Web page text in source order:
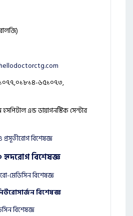
৬৫১০৭৩,
হসপিটাল এন্ড ডায়াগনস্টিক সেন্টার
ও প্রসূতীরোগ বিশেষজ্ঞ
হৃদরোগ বিশেষজ্ঞ
মেডিসিন বিশেষজ্ঞ
বিশেষজ্ঞ
বিশেষজ্ঞ